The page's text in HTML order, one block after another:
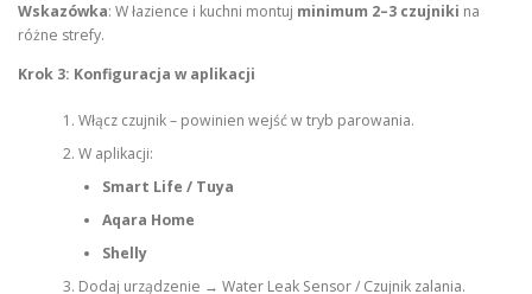
Wskazówka: W łazience i kuchni montuj minimum 2–3 czujniki na
różne strefy.
Krok 3: Konfiguracja w aplikacji
Włącz czujnik – powinien wejść w tryb parowania.
W aplikacji:
Smart Life / Tuya
Aqara Home
Shelly
Dodaj urządzenie → Water Leak Sensor / Czujnik zalania.